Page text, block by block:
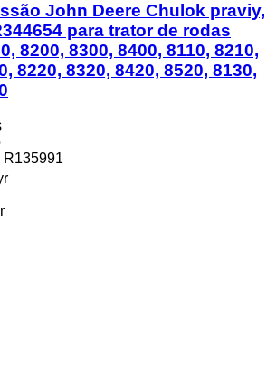
John Deere Chulok praviy,
para trator de rodas
8200, 8300, 8400, 8110, 8210,
8220, 8320, 8420, 8520, 8130,
R135991